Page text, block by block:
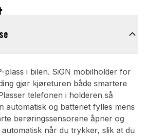
plass i bilen. SiGN mobilholder for
gjør kjøreturen både smartere
telefonen i holderen så
automatisk og batteriet fylles mens
berøringssensorene åpner og
når du trykker, slik at du